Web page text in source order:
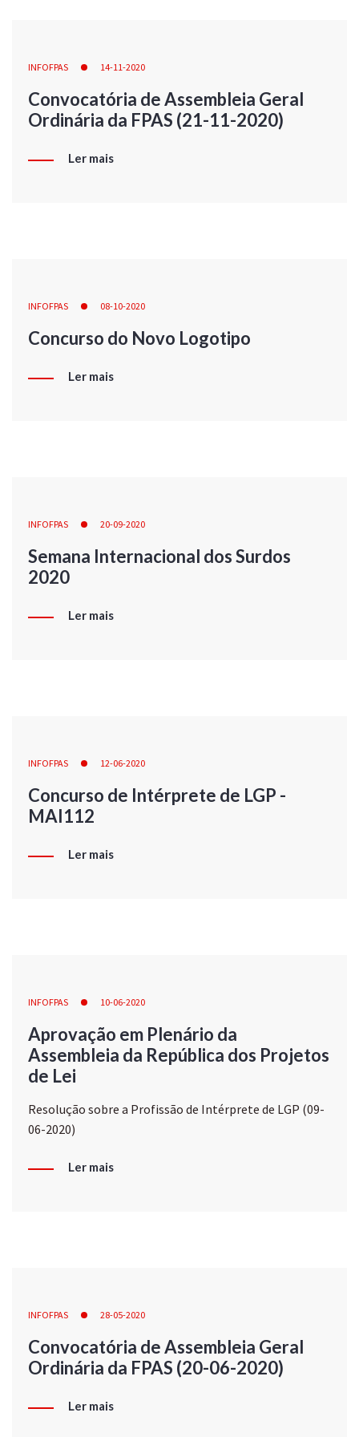
INFOFPAS 14-11-2020
Convocatória de Assembleia Geral
Ordinária da FPAS (21-11-2020)
Ler mais
INFOFPAS 08-10-2020
Concurso do Novo Logotipo
Ler mais
INFOFPAS 20-09-2020
Semana Internacional dos Surdos
2020
Ler mais
INFOFPAS 12-06-2020
Concurso de Intérprete de LGP -
MAI112
Ler mais
INFOFPAS 10-06-2020
Aprovação em Plenário da
Assembleia da República dos Projetos
de Lei
Resolução sobre a Profissão de Intérprete de LGP (09-
06-2020)
Ler mais
INFOFPAS 28-05-2020
Convocatória de Assembleia Geral
Ordinária da FPAS (20-06-2020)
Ler mais